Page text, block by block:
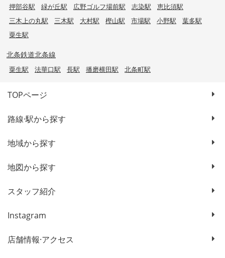
押部谷駅 緑が丘駅 広野ゴルフ場前駅 志染駅
恵比須駅
三木上の丸駅
三木駅 大村駅 樫山駅 市場駅 小野駅
葉多駅
粟生駅
北条鉄道北条線
粟生駅 法華口駅 長駅 播磨横田駅 北条町駅
TOPページ
路線·駅から探す
地域から探す
地図から探す
スタッフ紹介
Instagram
店舗情報·アクセス